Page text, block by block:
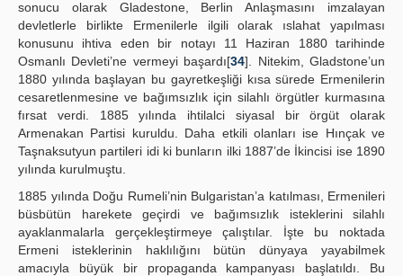
sonucu olarak Gladestone, Berlin Anlaşmasını imzalayan
devletlerle birlikte Ermenilerle ilgili olarak ıslahat yapılması
konusunu ihtiva eden bir notayı 11 Haziran 1880 tarihinde
Osmanlı Devleti’ne vermeyi başardı[34]. Nitekim, Gladstone’un
1880 yılında başlayan bu gayretkeşliği kısa sürede Ermenilerin
cesaretlenmesine ve bağımsızlık için silahlı örgütler kurmasına
fırsat verdi. 1885 yılında ihtilalci siyasal bir örgüt olarak
Armenakan Partisi kuruldu. Daha etkili olanları ise Hınçak ve
Taşnaksutyun partileri idi ki bunların ilki 1887’de İkincisi ise 1890
yılında kurulmuştu.
1885 yılında Doğu Rumeli’nin Bulgaristan’a katılması, Ermenileri
büsbütün harekete geçirdi ve bağımsızlık isteklerini silahlı
ayaklanmalarla gerçekleştirmeye çalıştılar. İşte bu noktada
Ermeni isteklerinin haklılığını bütün dünyaya yayabilmek
amacıyla büyük bir propaganda kampanyası başlatıldı. Bu